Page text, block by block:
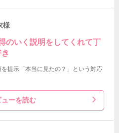
様
のいく説明をしてくれて丁
提示「本当に見たの？」という対応
ーを読む